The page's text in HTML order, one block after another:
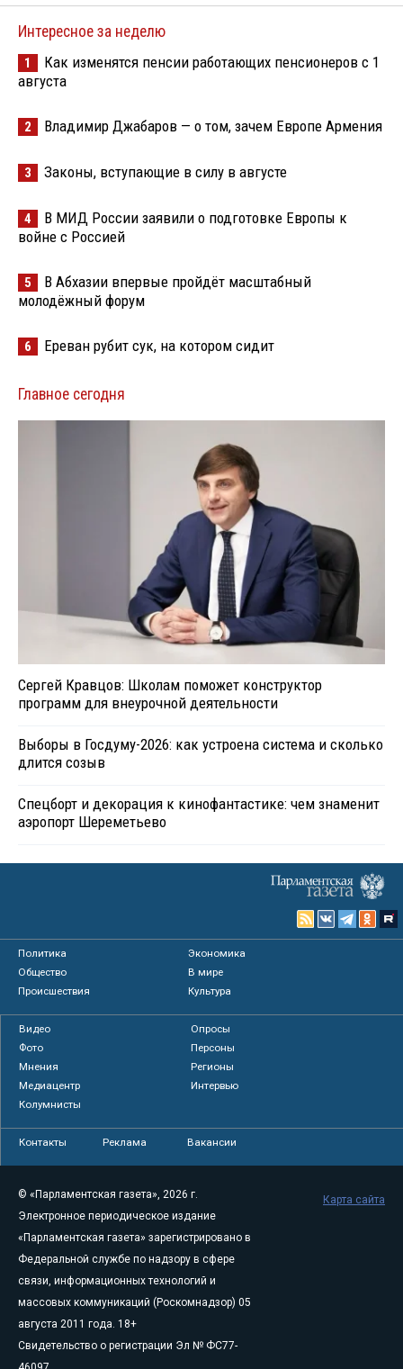
Интересное за неделю
1
Как изменятся пенсии работающих пенсионеров с 1
августа
2 Владимир Джабаров — о том, зачем Европе Армения
3 Законы, вступающие в силу в августе
4
В МИД России заявили о подготовке Европы к
войне с Россией
5
В Абхазии впервые пройдёт масштабный
молодёжный форум
6 Ереван рубит сук, на котором сидит
Главное сегодня
Сергей Кравцов: Школам поможет конструктор
программ для внеурочной деятельности
Выборы в Госдуму-2026: как устроена система и сколько
длится созыв
Спецборт и декорация к кинофантастике: чем знаменит
аэропорт Шереметьево
Политика
Экономика
Общество
В мире
Происшествия
Культура
Видео
Опросы
Фото
Персоны
Мнения
Регионы
Медиацентр
Интервью
Колумнисты
Контакты Реклама Вакансии
© «Парламентская газета», 2026 г.
Электронное периодическое издание
«Парламентская газета» зарегистрировано в
Федеральной службе по надзору в сфере
связи, информационных технологий и
массовых коммуникаций (Роскомнадзор) 05
августа 2011 года. 18+
Свидетельство о регистрации Эл № ФС77-
Карта сайта